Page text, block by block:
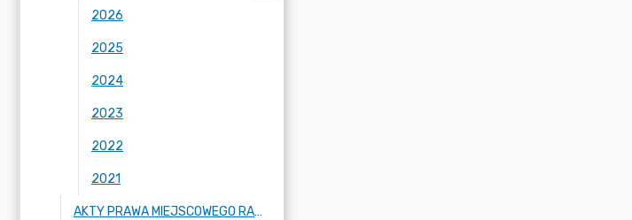
2026
2025
2024
2023
2022
2021
AKTY PRAWA MIEJSCOWEGO RADY POWIATU ZGORZELECKIEGO